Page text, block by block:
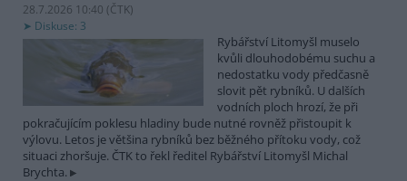
28.7.2026 10:40 (ČTK)
Diskuse: 3
Rybářství Litomyšl muselo
kvůli dlouhodobému suchu a
nedostatku vody předčasně
slovit pět rybníků. U dalších
vodních ploch hrozí, že při
pokračujícím poklesu hladiny bude nutné rovněž přistoupit k
výlovu. Letos je většina rybníků bez běžného přítoku vody, což
situaci zhoršuje. ČTK to řekl ředitel Rybářství Litomyšl Michal
Brychta.